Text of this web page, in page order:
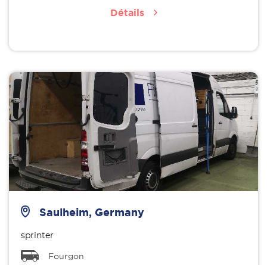
Détails
Saulheim, Germany
sprinter
Fourgon